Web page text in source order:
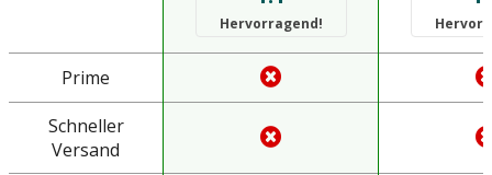
Hervorragend!
Prime
Schneller
Versand